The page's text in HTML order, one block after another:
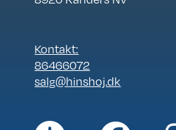
Kontakt:
86466072
salg@hinshoj.dk